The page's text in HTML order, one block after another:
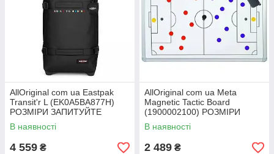
AllOriginal com ua Eastpak
Transit'r L (EK0A5BA877H)
РОЗМІРИ ЗАПИТУЙТЕ
В наявності
4 559 ₴
AllOriginal com ua Meta
Magnetic Tactic Board
(1900002100) РОЗМІРИ
ЗАПИТУЙТЕ
В наявності
2 489 ₴